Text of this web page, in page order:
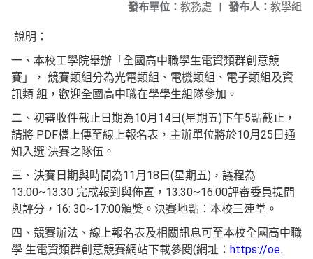
發布人： 教學組
發布單位： 教務處 |
說明：
一、本校工學院舉辦「全國高中職學生電資類群創意競
賽」， 競賽類組分為光電類組、電機類組、電子類組及資
訊類 組，歡迎全國高中職在學學生組隊參加。
二、初審收件截止日期為10月14日(星期五)下午5點截止，
請將 PDF檔上傳至線上報名表，主辦單位將於10月25日通
知入選 決賽之隊伍。
三、決賽日期與時間為11月18日(星期五)，議程為
13:00~13:30 完成報到與佈置，13:30~16:00評審委員提問
與評分，16: 30~17:00頒獎。決賽地點：本校三連堂。
四、競賽辦法、線上報名表及相關訊息可至本校全國高中職
學 生電資類群創意競賽網站下載參閱(網址： https://oe.